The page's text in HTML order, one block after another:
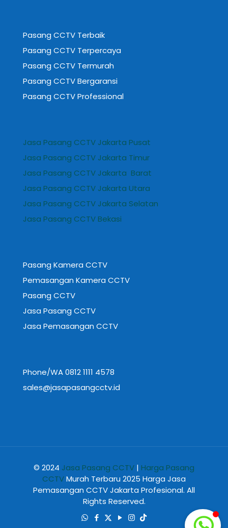
Pasang CCTV Terbaik
Pasang CCTV Terpercaya
Pasang CCTV Termurah
Pasang CCTV Bergaransi
Pasang CCTV Professional
Jasa Pasang CCTV Jakarta Pusat
Jasa Pasang CCTV Jakarta Timur
Jasa Pasang CCTV Jakarta Barat
Jasa Pasang CCTV Jakarta Utara
Jasa Pasang CCTV Jakarta Selatan
Jasa Pasang CCTV Bekasi
Pasang Kamera CCTV
Pemasangan Kamera CCTV
Pasang CCTV
Jasa Pasang CCTV
Jasa Pemasangan CCTV
Phone/WA 0812 1111 4578
sales@jasapasangcctv.id
© 2024 Jasa Pasang CCTV | Harga Pasang
CCTVMurah Terbaru 2025 Harga Jasa
Pemasangan CCTV Jakarta Profesional. All
Rights Reserved.